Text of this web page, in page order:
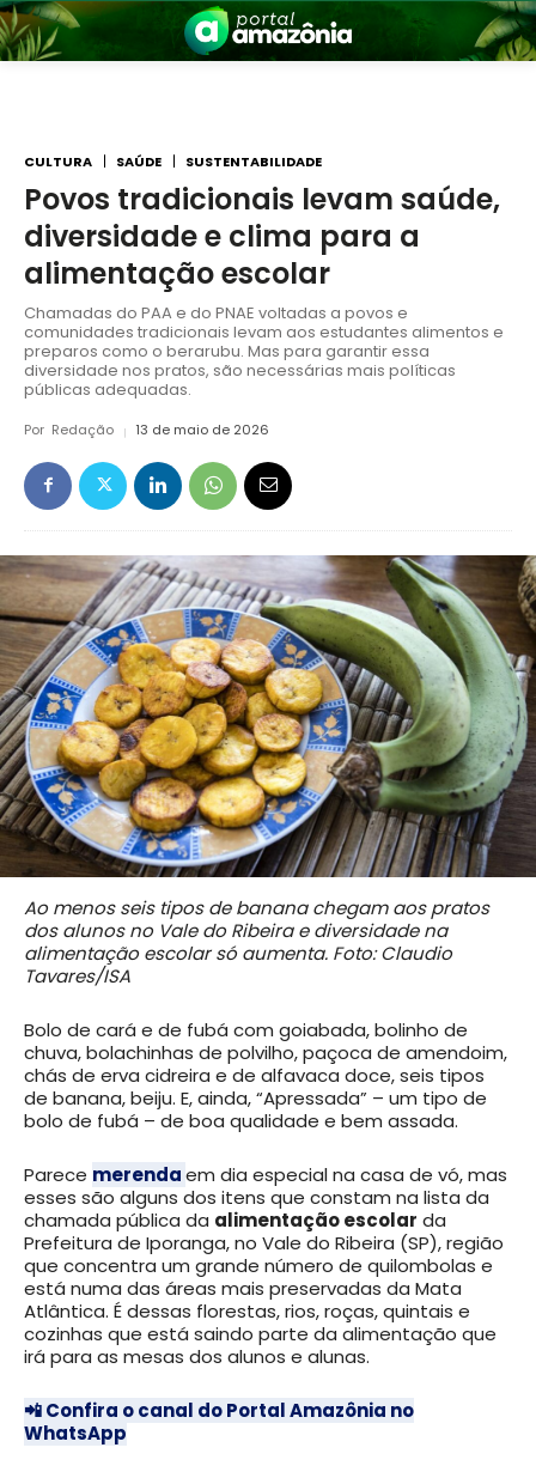
CULTURA SAÚDE SUSTENTABILIDADE
Povos tradicionais levam saúde,
diversidade e clima para a
alimentação escolar
Chamadas do PAA e do PNAE voltadas a povos e
comunidades tradicionais levam aos estudantes alimentos e
preparos como o berarubu. Mas para garantir essa
diversidade nos pratos, são necessárias mais políticas
públicas adequadas.
Por Redação 13 de maio de 2026
Ao menos seis tipos de banana chegam aos pratos
dos alunos no Vale do Ribeira e diversidade na
alimentação escolar só aumenta. Foto: Claudio
Tavares/ISA
Bolo de cará e de fubá com goiabada, bolinho de
chuva, bolachinhas de polvilho, paçoca de amendoim,
chás de erva cidreira e de alfavaca doce, seis tipos
de banana, beiju. E, ainda, “Apressada” – um tipo de
bolo de fubá – de boa qualidade e bem assada.
Parece merendaem dia especial na casa de vó, mas
esses são alguns dos itens que constam na lista da
chamada pública da alimentação escolar da
Prefeitura de Iporanga, no Vale do Ribeira (SP), região
que concentra um grande número de quilombolas e
está numa das áreas mais preservadas da Mata
Atlântica. É dessas florestas, rios, roças, quintais e
cozinhas que está saindo parte da alimentação que
irá para as mesas dos alunos e alunas.
📲 Confira o canal do Portal Amazônia no
WhatsApp